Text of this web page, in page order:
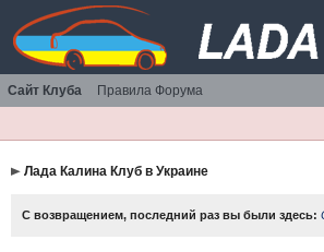
Сайт Клуба Правила Форума
Лада Калина Клуб в Украине
С возвращением, последний раз вы были здесь: